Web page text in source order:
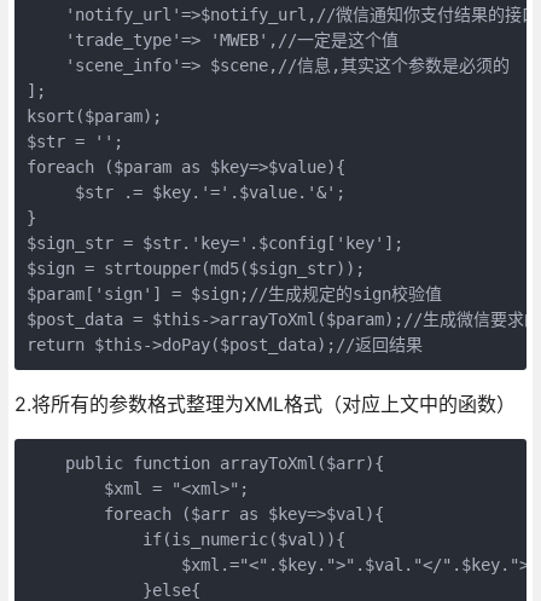
    'notify_url'=>$notify_url,//微信通知你支付结果的接口
    'trade_type'=> 'MWEB',//一定是这个值
    'scene_info'=> $scene,//信息,其实这个参数是必须的
];
ksort($param);
$str = '';
foreach ($param as $key=>$value){
     $str .= $key.'='.$value.'&';
}
$sign_str = $str.'key='.$config['key'];
$sign = strtoupper(md5($sign_str));
$param['sign'] = $sign;//生成规定的sign校验值
$post_data = $this->arrayToXml($param);//生成微信要求的
2.将所有的参数格式整理为XML格式（对应上文中的函数）
    public function arrayToXml($arr){
        $xml = "<xml>";
        foreach ($arr as $key=>$val){
            if(is_numeric($val)){
$xml.="<".$key.">".$val."</
            }else{